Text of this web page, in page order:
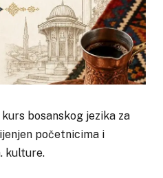
kurs bosanskog jezika za
početnicima i
kulture.